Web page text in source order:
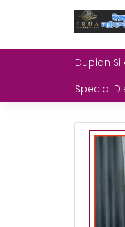
Dupian
Special